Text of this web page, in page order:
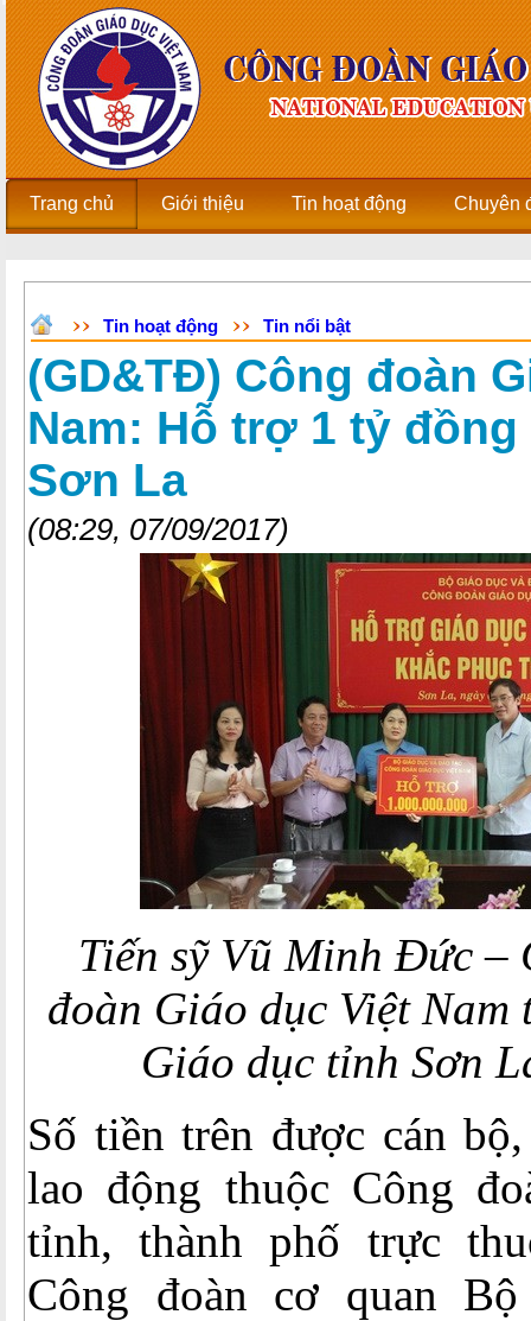
Trang chủ Giới thiệu Tin hoạt động Chuyên
Tin hoạt động Tin nổi bật
(GD&TĐ) Công đoàn
Nam: Hỗ trợ 1 tỷ
Sơn La
(08:29, 07/09/2017)
Tiến sỹ Vũ Minh Đức –
đoàn Giáo dục Việt
Giáo dục tỉnh Sơn
Số tiền trên được cán
lao động thuộc Công
tỉnh, thành phố trực
Công đoàn cơ quan